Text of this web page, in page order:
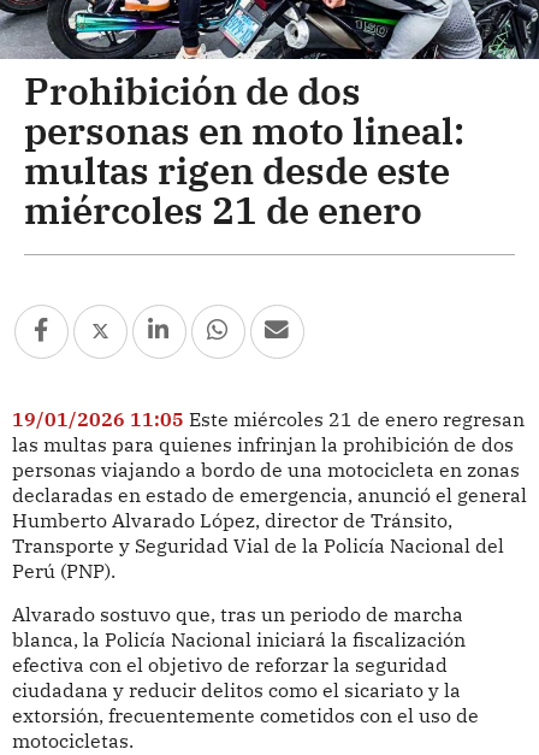
Prohibición de dos
personas en moto lineal:
multas rigen desde este
miércoles 21 de enero
19/01/2026 11:05 Este miércoles 21 de enero regresan
las multas para quienes infrinjan la prohibición de dos
personas viajando a bordo de una motocicleta en zonas
declaradas en estado de emergencia, anunció el general
Humberto Alvarado López, director de Tránsito,
Transporte y Seguridad Vial de la Policía Nacional del
Perú (PNP).
Alvarado sostuvo que, tras un periodo de marcha
blanca, la Policía Nacional iniciará la fiscalización
efectiva con el objetivo de reforzar la seguridad
ciudadana y reducir delitos como el sicariato y la
extorsión, frecuentemente cometidos con el uso de
motocicletas.